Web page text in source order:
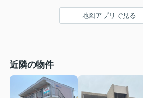
地図アプリで見る
近隣の物件